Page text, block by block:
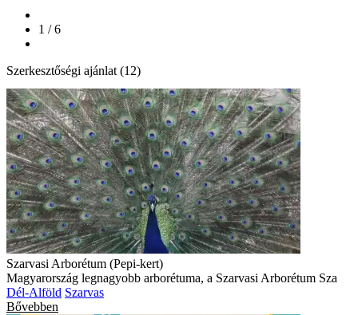
1 / 6
Szerkesztőségi ajánlat (12)
Szarvasi Arborétum (Pepi-kert)
Magyarország legnagyobb arborétuma, a Szarvasi Arborétum Sza
Dél-Alföld Szarvas
Bővebben